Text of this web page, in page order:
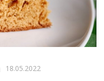
18.05.2022